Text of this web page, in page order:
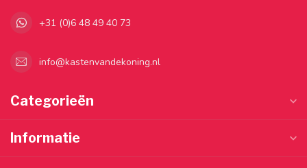
+31 (0)6 48 49 40 73
info@kastenvandekoning.nl
Categorieën
Informatie